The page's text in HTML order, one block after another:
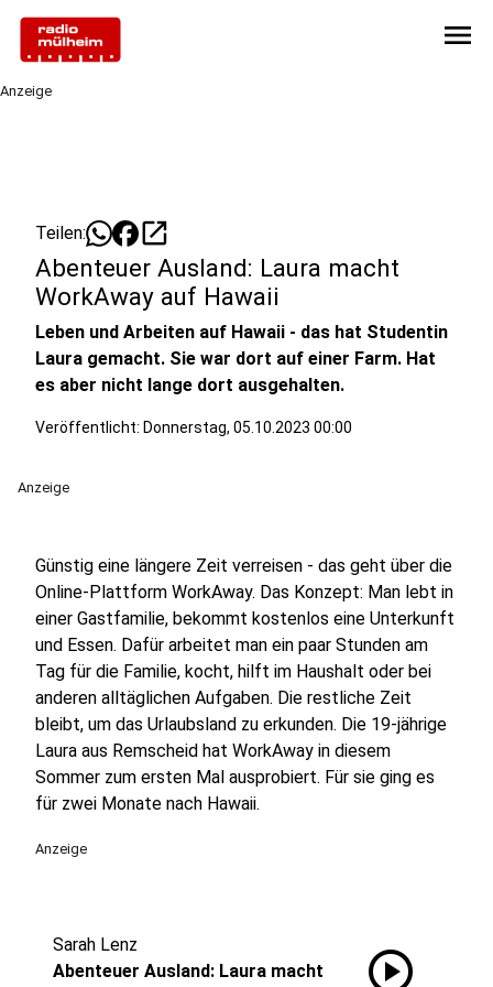
menu
Anzeige
Teilen: open_in_new
Abenteuer Ausland: Laura macht
WorkAway auf Hawaii
Leben und Arbeiten auf Hawaii - das hat Studentin
Laura gemacht. Sie war dort auf einer Farm. Hat
es aber nicht lange dort ausgehalten.
Veröffentlicht: Donnerstag, 05.10.2023 00:00
Anzeige
Günstig eine längere Zeit verreisen - das geht über die
Online-Plattform WorkAway. Das Konzept: Man lebt in
einer Gastfamilie, bekommt kostenlos eine Unterkunft
und Essen. Dafür arbeitet man ein paar Stunden am
Tag für die Familie, kocht, hilft im Haushalt oder bei
anderen alltäglichen Aufgaben. Die restliche Zeit
bleibt, um das Urlaubsland zu erkunden. Die 19-jährige
Laura aus Remscheid hat WorkAway in diesem
Sommer zum ersten Mal ausprobiert. Für sie ging es
für zwei Monate nach Hawaii.
Anzeige
Sarah Lenz
Abenteuer Ausland: Laura macht
play_circle